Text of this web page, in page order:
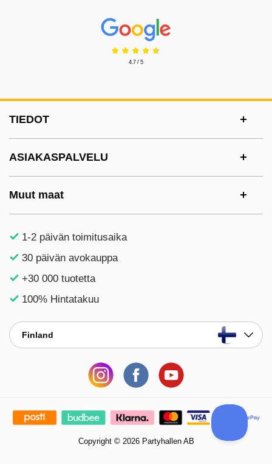
Prisjakt Arvostelu: 4.7 Tähdet
4.7 / 5
TIEDOT
ASIAKASPALVELU
Muut maat
1-2 päivän toimitusaika
30 päivän avokauppa
+30 000 tuotetta
100% Hintatakuu
Finland
Copyright © 2026 Partyhallen AB